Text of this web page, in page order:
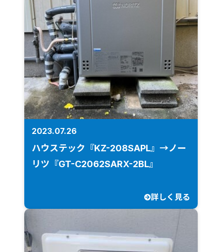
2023.07.26
ハウステック『KZ-208SAPL』→ノー
リツ『GT-C2062SARX-2BL』
詳しく見る